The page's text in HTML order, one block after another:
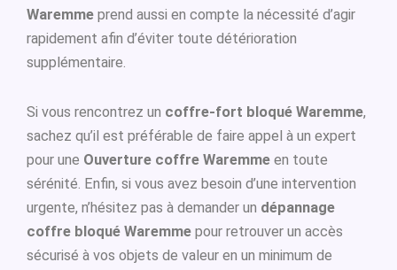
Waremme prend aussi en compte la nécessité d’agir
rapidement afin d’éviter toute détérioration
supplémentaire.
Si vous rencontrez un coffre-fort bloqué Waremme,
sachez qu’il est préférable de faire appel à un expert
pour une Ouverture coffre Waremme en toute
sérénité. Enfin, si vous avez besoin d’une intervention
urgente, n’hésitez pas à demander un dépannage
coffre bloqué Waremme pour retrouver un accès
sécurisé à vos objets de valeur en un minimum de